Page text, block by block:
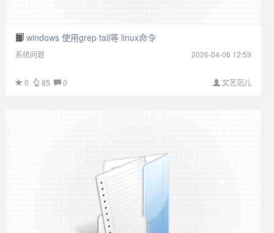
windows 使用grep tail等 linux命令
系统问题 2026-04-06 12:59
文艺范儿
0 85 0